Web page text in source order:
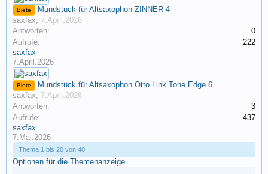
Biete
Mundstück für Altsaxophon ZINNER 4
saxfax, 7.April.2026
Antworten:
0
Aufrufe:
222
saxfax
7.April.2026
Biete
Mundstück für Altsaxophon Otto Link Tone Edge 6
saxfax, 7.April.2026
Antworten:
3
Aufrufe:
437
saxfax
7.Mai.2026
Thema 1 bis 20 von 40
Optionen für die Themenanzeige